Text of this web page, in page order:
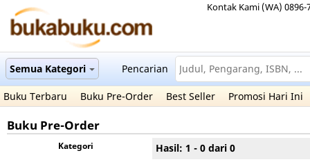
Kontak Kami (WA) 0896-
Semua Kategori Pencarian
Buku Terbaru Buku Pre-Order Best Seller Promosi Hari Ini
Buku Pre-Order
Kategori Hasil: 1 - 0 dari 0